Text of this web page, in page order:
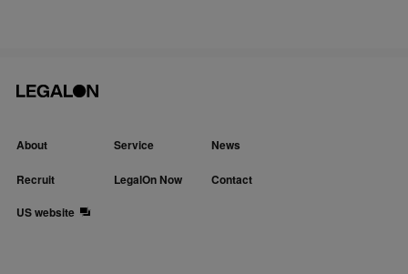
About Service News
Recruit LegalOn Now
Contact
US website